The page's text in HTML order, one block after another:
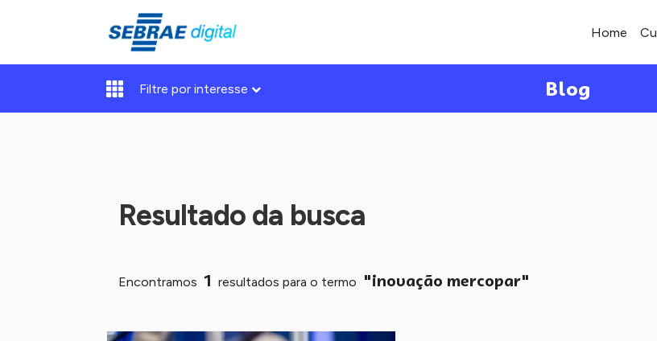
Home
Filtre por interesse Blog
Resultado da busca
Encontramos 1 resultados para o termo "inovação mercopar"